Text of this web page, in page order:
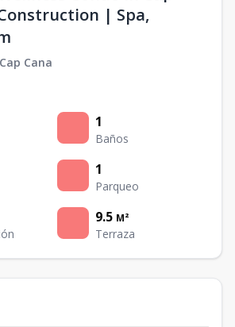
| Spa,
Cap Cana
1
Baños
1
Parqueo
9.5 M²
Terraza